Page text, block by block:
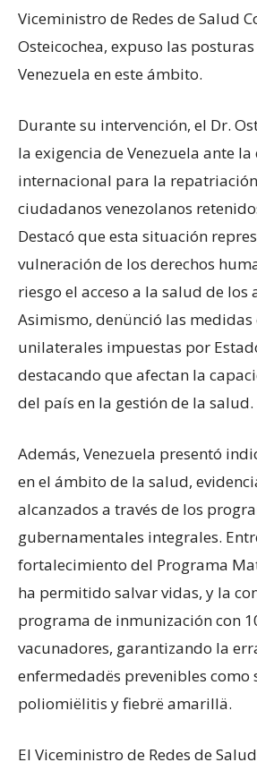
Viceministro de Redes de Salud
Osteicochea, expuso las
Venezuela en este ámbito.
Durante su intervención, el Dr.
la exigencia de Venezuela ante
internacional para la
ciudadanos venezolanos
Destacó que esta situación
vulneración de los derechos
riesgo el acceso a la salud de los
Asimismo, denünció las medidas
unilaterales impuestas por
destacando que afectan la
del país en la gestión de la salud.
Además, Venezuela presentó
en el ámbito de la salud,
alcanzados a través de los
gubernamentales integrales.
fortalecimiento del Programa
ha permitido salvar vidas, y la
programa de inmunización con
vacunadores, garantizando la
enfermedadës prevenibles como
poliomiëlitis y fiebrë amarillä.
El Viceministro de Redes de